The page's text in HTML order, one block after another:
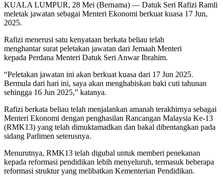
KUALA LUMPUR, 28 Mei (Bernama) — Datuk Seri Rafizi Ramli
meletak jawatan sebagai Menteri Ekonomi berkuat kuasa 17 Jun,
2025.
Rafizi menerusi satu kenyataan berkata beliau telah
menghantar surat peletakan jawatan dari Jemaah Menteri
kepada Perdana Menteri Datuk Seri Anwar Ibrahim.
“Peletakan jawatan ini akan berkuat kuasa dari 17 Jun 2025.
Bermula dari hari ini, saya akan menghabiskan baki cuti tahunan
sehingga 16 Jun 2025,” katanya.
Rafizi berkata beliau telah menjalankan amanah terakhirnya sebagai
Menteri Ekonomi dengan penghasilan Rancangan Malaysia Ke-13
(RMK13) yang telah dimuktamadkan dan bakal dibentangkan pada
sidang Parlimen seterusnya.
Menurutnya, RMK13 telah digubal untuk memberi penekanan
kepada reformasi pendidikan lebih menyeluruh, termasuk beberapa
reformasi struktur yang melibatkan Kementerian Pendidikan.